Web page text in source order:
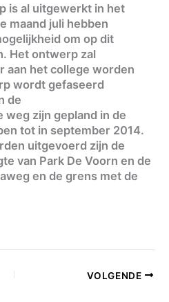
is al uitgewerkt in het
maand juli hebben
om op dit
Het ontwerp zal
aan het college worden
wordt gefaseerd
de
weg zijn gepland in de
tot in september 2014.
uitgevoerd zijn de
van Park De Voorn en de
en de grens met de
VOLGENDE